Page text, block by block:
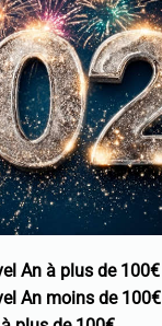
An à plus de 100€
An moins de 100€